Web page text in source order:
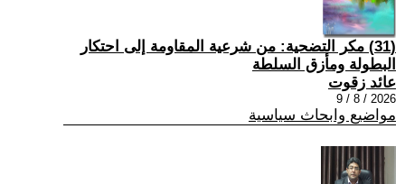
(31) مكر التضحية: من شرعية المقاومة إلى احتكار
البطولة ومأزق السلطة
عائد زقوت
2026 / 8 / 9
مواضيع وابحاث سياسية